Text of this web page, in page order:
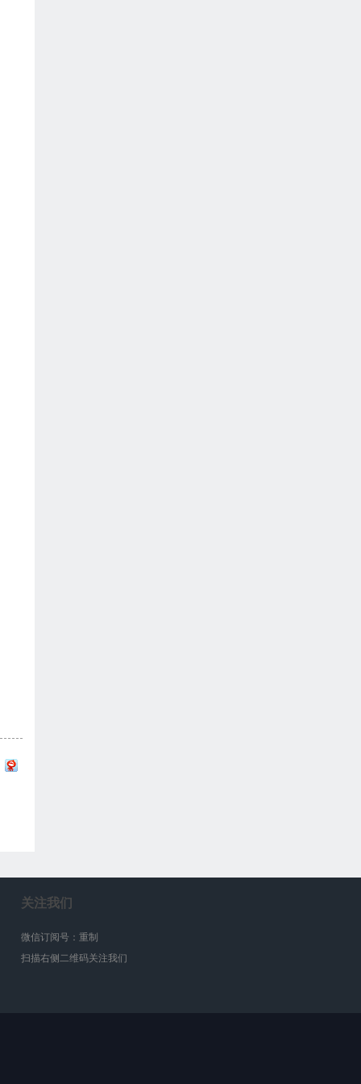
关注我们
微信订阅号：重制
扫描右侧二维码关注我们